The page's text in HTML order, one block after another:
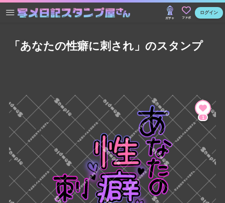
ガチャ ファボ
ログイン
「あなたの性癖に刺され」のスタンプ
1